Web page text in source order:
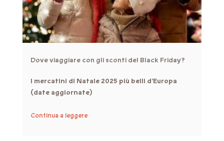
Dove viaggiare con gli sconti del Black Friday?
I mercatini di Natale 2025 più belli d’Europa
(date aggiornate)
Continua a leggere